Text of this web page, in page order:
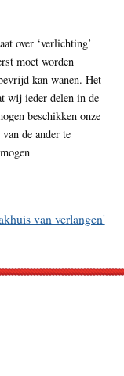
over ‘verlichting’
moet worden
kan wanen. Het
wij ieder delen in de
beschikken onze
de ander te
van verlangen'